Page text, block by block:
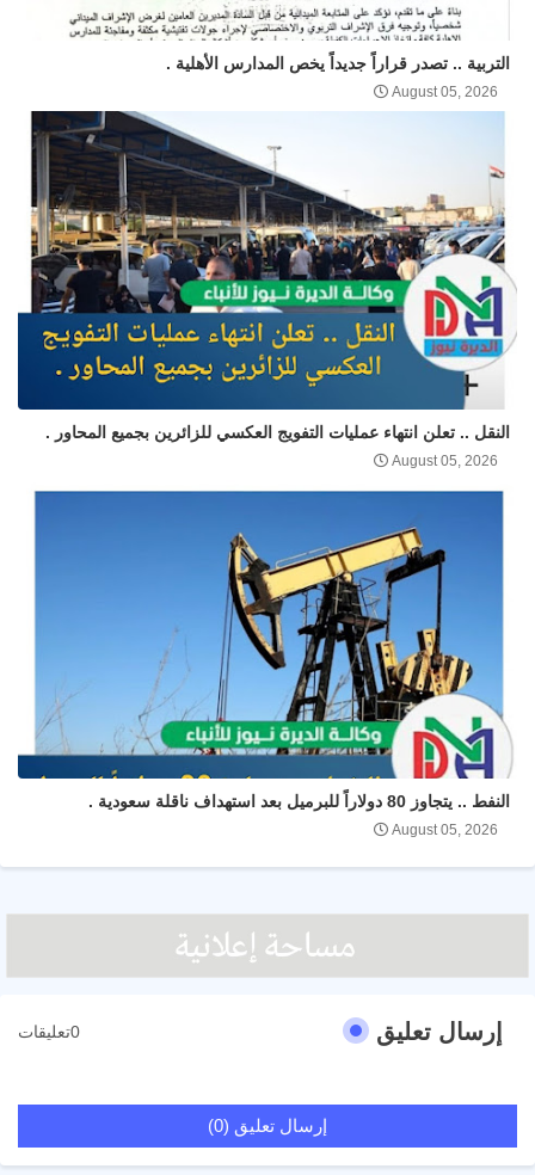
التربية .. تصدر قراراً جديداً يخص المدارس الأهلية .
August 05, 2026
النقل .. تعلن انتهاء عمليات التفويج العكسي للزائرين بجميع المحاور .
August 05, 2026
النفط .. يتجاوز 80 دولاراً للبرميل بعد استهداف ناقلة سعودية .
August 05, 2026
إرسال تعليق 0تعليقات
إرسال تعليق (0)